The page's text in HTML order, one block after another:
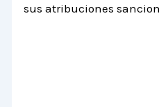
sus atribuciones